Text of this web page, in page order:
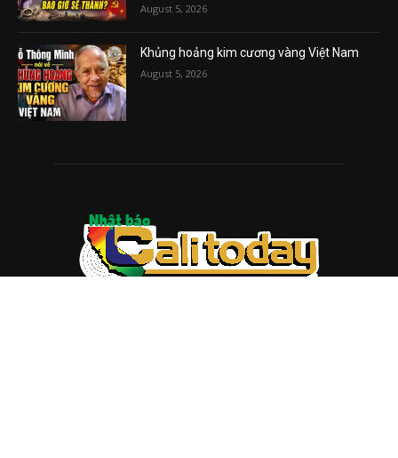
August 5, 2026
Khủng hoảng kim cương vàng Việt Nam
August 5, 2026